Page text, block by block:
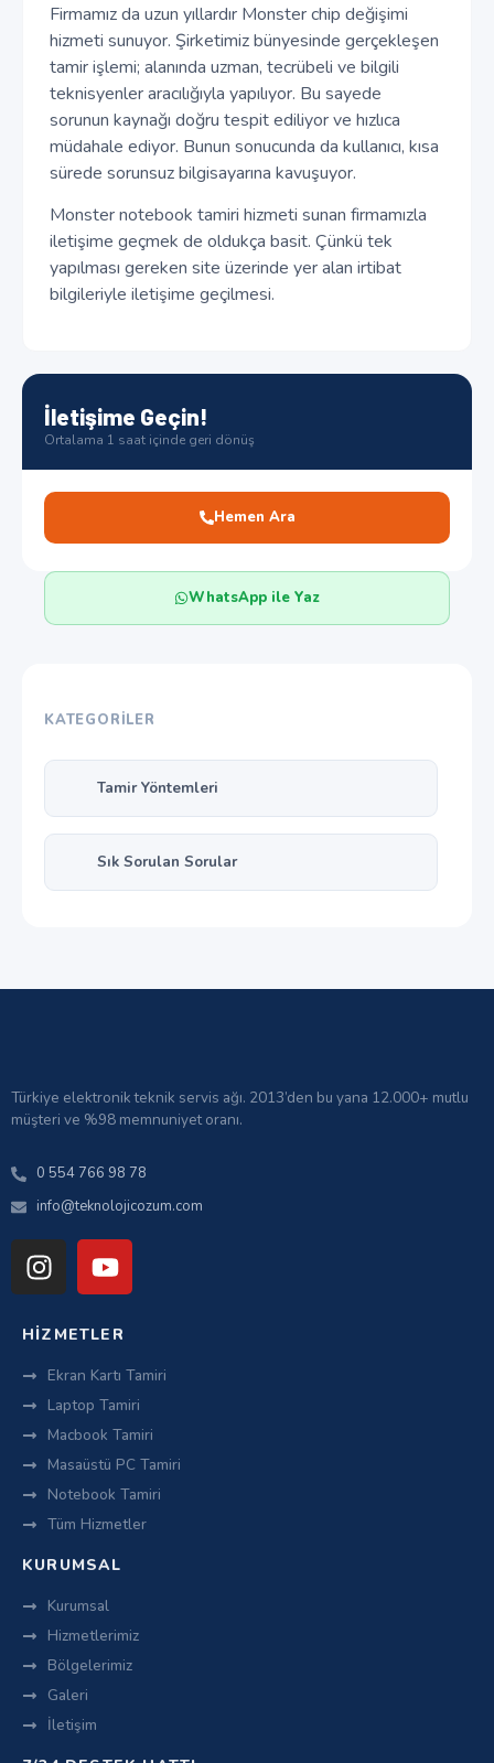
Firmamız da uzun yıllardır Monster chip değişimi
hizmeti sunuyor. Şirketimiz bünyesinde gerçekleşen
tamir işlemi; alanında uzman, tecrübeli ve bilgili
teknisyenler aracılığıyla yapılıyor. Bu sayede
sorunun kaynağı doğru tespit ediliyor ve hızlıca
müdahale ediyor. Bunun sonucunda da kullanıcı, kısa
sürede sorunsuz bilgisayarına kavuşuyor.
Monster notebook tamiri hizmeti sunan firmamızla
iletişime geçmek de oldukça basit. Çünkü tek
yapılması gereken site üzerinde yer alan irtibat
bilgileriyle iletişime geçilmesi.
İletişime Geçin!
Ortalama 1 saat içinde geri dönüş
Hemen Ara
WhatsApp ile Yaz
KATEGORILER
Tamir Yöntemleri
Sık Sorulan Sorular
Türkiye elektronik teknik servis ağı. 2013’den bu yana 12.000+ mutlu
müşteri ve %98 memnuniyet oranı.
0 554 766 98 78
info@teknolojicozum.com
HIZMETLER
Ekran Kartı Tamiri
Laptop Tamiri
Macbook Tamiri
Masaüstü PC Tamiri
Notebook Tamiri
Tüm Hizmetler
KURUMSAL
Kurumsal
Hizmetlerimiz
Bölgelerimiz
Galeri
İletişim